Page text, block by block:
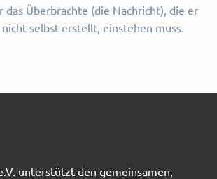
das Überbrachte (die Nachricht), die er
selbst erstellt, einstehen muss.
unterstützt den gemeinsamen,